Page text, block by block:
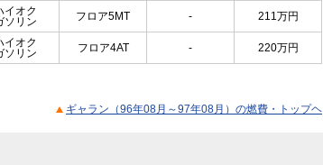
イオク
ソリン
フロア5MT - 211万円
イオク
ソリン
フロア4AT - 220万円
ギャラン（96年08月～97年08月）の燃費・トップヘ